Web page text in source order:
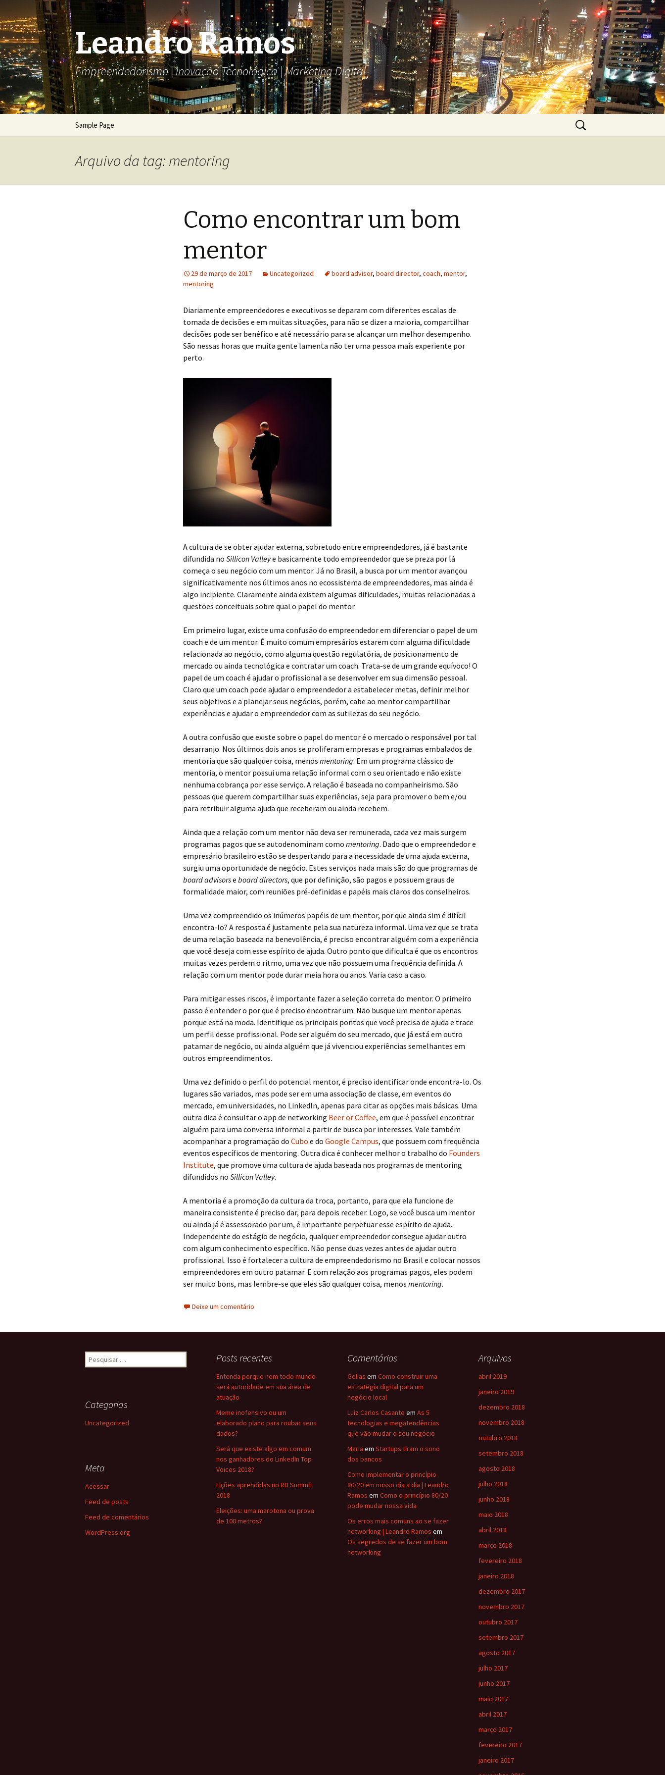
Leandro Ramos
Empreendedorismo | Inovação Tecnológica | Marketing Digital
conteúdo
Sample Page
Pesquisar
por:
Arquivo da tag: mentoring
Como encontrar um bom
mentor
29 de março de 2017 Uncategorized board advisor, board director, coach, mentor,
mentoring
Diariamente empreendedores e executivos se deparam com diferentes escalas de
tomada de decisões e em muitas situações, para não se dizer a maioria, compartilhar
decisões pode ser benéfico e até necessário para se alcançar um melhor desempenho.
São nessas horas que muita gente lamenta não ter uma pessoa mais experiente por
perto.
A cultura de se obter ajudar externa, sobretudo entre empreendedores, já é bastante
difundida no Sillicon Valleye basicamente todo empreendedor que se preza por lá
começa o seu negócio com um mentor. Já no Brasil, a busca por um mentor avançou
significativamente nos últimos anos no ecossistema de empreendedores, mas ainda é
algo incipiente. Claramente ainda existem algumas dificuldades, muitas relacionadas a
questões conceituais sobre qual o papel do mentor.
Em primeiro lugar, existe uma confusão do empreendedor em diferenciar o papel de um
coach e de um mentor. É muito comum empresários estarem com alguma dificuldade
relacionada ao negócio, como alguma questão regulatória, de posicionamento de
mercado ou ainda tecnológica e contratar um coach. Trata-se de um grande equívoco! O
papel de um coach é ajudar o profissional a se desenvolver em sua dimensão pessoal.
Claro que um coach pode ajudar o empreendedor a estabelecer metas, definir melhor
seus objetivos e a planejar seus negócios, porém, cabe ao mentor compartilhar
experiências e ajudar o empreendedor com as sutilezas do seu negócio.
A outra confusão que existe sobre o papel do mentor é o mercado o responsável por tal
desarranjo. Nos últimos dois anos se proliferam empresas e programas embalados de
mentoria que são qualquer coisa, menos mentoring. Em um programa clássico de
mentoria, o mentor possui uma relação informal com o seu orientado e não existe
nenhuma cobrança por esse serviço. A relação é baseada no companheirismo. São
pessoas que querem compartilhar suas experiências, seja para promover o bem e/ou
para retribuir alguma ajuda que receberam ou ainda recebem.
Ainda que a relação com um mentor não deva ser remunerada, cada vez mais surgem
programas pagos que se autodenominam como mentoring. Dado que o empreendedor e
empresário brasileiro estão se despertando para a necessidade de uma ajuda externa,
surgiu uma oportunidade de negócio. Estes serviços nada mais são do que programas de
board advisorse board directors, que por definição, são pagos e possuem graus de
formalidade maior, com reuniões pré-definidas e papéis mais claros dos conselheiros.
Uma vez compreendido os inúmeros papéis de um mentor, por que ainda sim é difícil
encontra-lo? A resposta é justamente pela sua natureza informal. Uma vez que se trata
de uma relação baseada na benevolência, é preciso encontrar alguém com a experiência
que você deseja com esse espírito de ajuda. Outro ponto que dificulta é que os encontros
muitas vezes perdem o ritmo, uma vez que não possuem uma frequência definida. A
relação com um mentor pode durar meia hora ou anos. Varia caso a caso.
Para mitigar esses riscos, é importante fazer a seleção correta do mentor. O primeiro
passo é entender o por que é preciso encontrar um. Não busque um mentor apenas
porque está na moda. Identifique os principais pontos que você precisa de ajuda e trace
um perfil desse profissional. Pode ser alguém do seu mercado, que já está em outro
patamar de negócio, ou ainda alguém que já vivenciou experiências semelhantes em
outros empreendimentos.
Uma vez definido o perfil do potencial mentor, é preciso identificar onde encontra-lo. Os
lugares são variados, mas pode ser em uma associação de classe, em eventos do
mercado, em universidades, no LinkedIn, apenas para citar as opções mais básicas. Uma
outra dica é consultar o app de networking Beer or Coffee, em que é possível encontrar
alguém para uma conversa informal a partir de busca por interesses. Vale também
acompanhar a programação do Cubo e do Google Campus, que possuem com frequência
eventos específicos de mentoring. Outra dica é conhecer melhor o trabalho do Founders
Institute, que promove uma cultura de ajuda baseada nos programas de mentoring
difundidos no Sillicon Valley.
A mentoria é a promoção da cultura da troca, portanto, para que ela funcione de
maneira consistente é preciso dar, para depois receber. Logo, se você busca um mentor
ou ainda já é assessorado por um, é importante perpetuar esse espírito de ajuda.
Independente do estágio de negócio, qualquer empreendedor consegue ajudar outro
com algum conhecimento específico. Não pense duas vezes antes de ajudar outro
profissional. Isso é fortalecer a cultura de empreendedorismo no Brasil e colocar nossos
empreendedores em outro patamar. E com relação aos programas pagos, eles podem
ser muito bons, mas lembre-se que eles são qualquer coisa, menos mentoring.
Deixe um comentário
Pesquisar
por:
Posts recentes
Entenda porque nem todo mundo
será autoridade em sua área de
atuação
Meme inofensivo ou um
elaborado plano para roubar seus
dados?
Será que existe algo em comum
nos ganhadores do LinkedIn Top
Voices 2018?
Lições aprendidas no RD Summit
2018
Eleições: uma marotona ou prova
de 100 metros?
Comentários
Golias em Como construir uma
estratégia digital para um
negócio local
Luiz Carlos Casante em As 5
tecnologias e megatendências
que vão mudar o seu negócio
Maria em Startups tiram o sono
dos bancos
Como implementar o princípio
80/20 em nosso dia a dia | Leandro
Ramos em Como o princípio 80/20
pode mudar nossa vida
Os erros mais comuns ao se fazer
networking | Leandro Ramos em
Os segredos de se fazer um bom
networking
Arquivos
abril 2019
janeiro 2019
dezembro 2018
novembro 2018
outubro 2018
setembro 2018
agosto 2018
julho 2018
junho 2018
maio 2018
abril 2018
março 2018
fevereiro 2018
janeiro 2018
dezembro 2017
novembro 2017
outubro 2017
setembro 2017
agosto 2017
julho 2017
junho 2017
maio 2017
abril 2017
março 2017
fevereiro 2017
janeiro 2017
Categorias
Uncategorized
Meta
Acessar
Feed de posts
Feed de comentários
WordPress.org